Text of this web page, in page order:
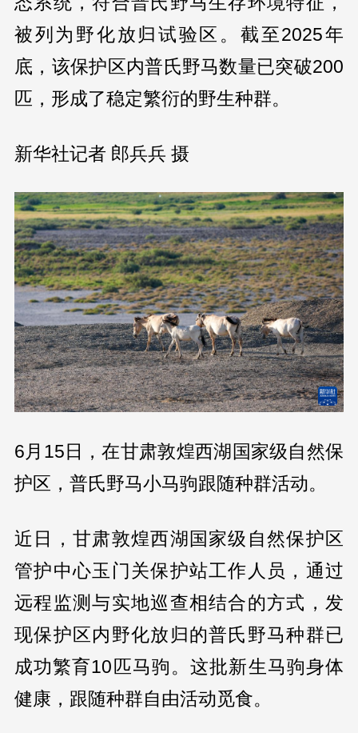
被列为野化放归试验区。截至2025年
底，该保护区内普氏野马数量已突破200
匹，形成了稳定繁衍的野生种群。
新华社记者 郎兵兵 摄
6月15日，在甘肃敦煌西湖国家级自然保
护区，普氏野马小马驹跟随种群活动。
近日，甘肃敦煌西湖国家级自然保护区
管护中心玉门关保护站工作人员，通过
远程监测与实地巡查相结合的方式，发
现保护区内野化放归的普氏野马种群已
成功繁育10匹马驹。这批新生马驹身体
健康，跟随种群自由活动觅食。